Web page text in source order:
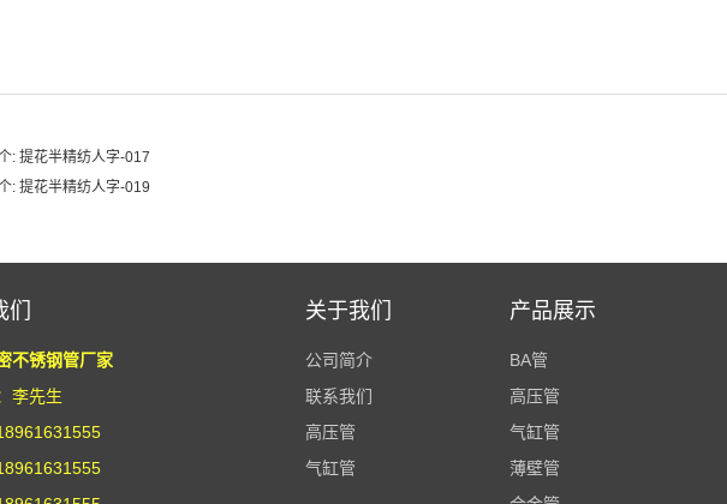
: 提花半精纺人字-017
: 提花半精纺人字-019
不锈钢管厂家
李先生
关于我们
公司简介
联系我们
高压管
气缸管
产品展示
BA管
高压管
气缸管
薄壁管